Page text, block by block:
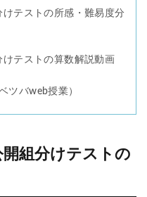
テストの所感・難易度分
テストの算数解説動画
ツバweb授業）
開組分けテストの